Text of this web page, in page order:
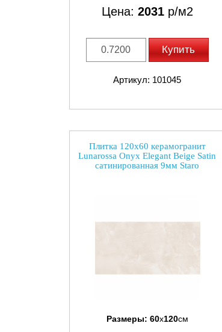
Цена: 2031р/м2
Купить
Артикул: 101045
Плитка 120x60 керамогранит
Lunarossa Onyx Elegant Beige Satin
сатинированная 9мм Staro
Размеры: 60x120см